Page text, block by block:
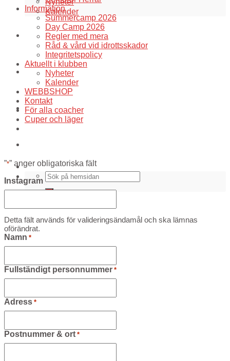
Kalender
WEBBSHOP
Kontakt
För alla coacher
Information
Summercamp 2026
Day Camp 2026
Regler med mera
Råd & vård vid idrottsskador
Integritetspolicy
Aktuellt i klubben
Nyheter
Kalender
WEBBSHOP
Kontakt
För alla coacher
Cuper och läger
”*” anger obligatoriska fält
Instagram
Detta fält används för valideringsändamål och ska lämnas
oförändrat.
Namn *
Fullständigt personnummer *
Adress *
Postnummer & ort *